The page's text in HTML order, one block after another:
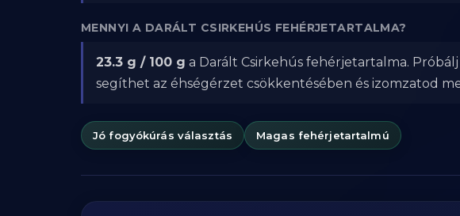
MENNYI A DARÁLT CSIRKEHÚS FEHÉRJETARTALMA?
23.3 g / 100 g a Darált Csirkehús fehérjetartalma.
segíthet az éhségérzet csökkentésében és izomzatod
Jó fogyókúrás választás Magas fehérjetartalmú